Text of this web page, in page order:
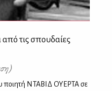
τις σπουδαίες
ποιητή ΝTABIΔ ΟΥΕΡΤΑ σε